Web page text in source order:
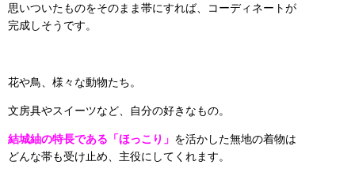
思いついたものをそのまま帯にすれば、コーディネートが
完成しそうです。
花や鳥、様々な動物たち。
文房具やスイーツなど、自分の好きなもの。
結城紬の特長である「ほっこり」 を活かした無地の着物は
どんな帯も受け止め、主役にしてくれます。